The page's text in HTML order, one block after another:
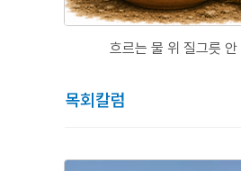
흐르는 물 위 질그릇 안
목회칼럼